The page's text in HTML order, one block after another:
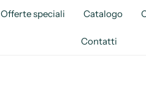
Offerte speciali Catalogo
Contatti